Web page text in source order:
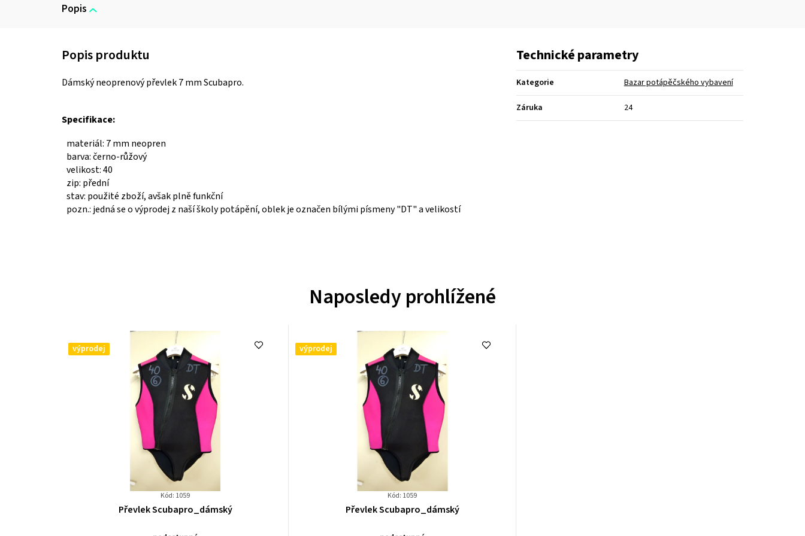
Popis
Dámský neoprenový převlek 7 mm Scubapro.
Specifikace:
materiál: 7 mm neopren
barva: černo-růžový
velikost: 40
zip: přední
stav: použité zboží, avšak plně funkční
pozn.: jedná se o výprodej z naší školy potápění, oblek je označen bílými písmeny "DT" a velikostí
Technické parametry
Kategorie Bazar potápěčského vybavení
Záruka 24
Naposledy prohlížené
výprodej
Kód: 1059
Průměrné
Převlek Scubapro_dámský
výprodej
Kód: 1059
Průměrné
Převlek Scubapro_dámský